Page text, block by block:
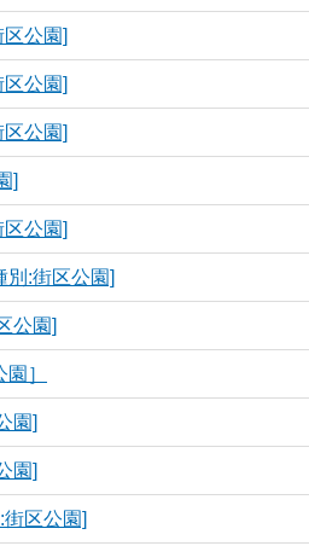
公園]
公園]
公園]
]
公園]
別:街区公園]
公園]
］
園]
園]
区公園]